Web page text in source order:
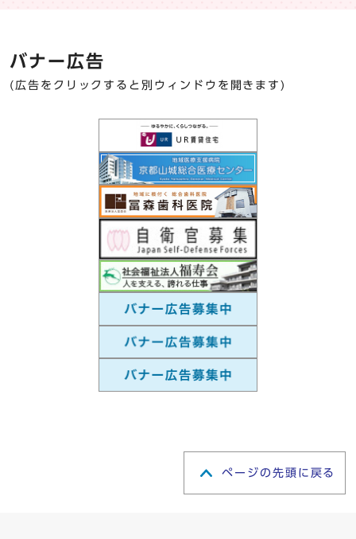
バナー広告
(広告をクリックすると別ウィンドウを開きます)
ページの先頭に戻る